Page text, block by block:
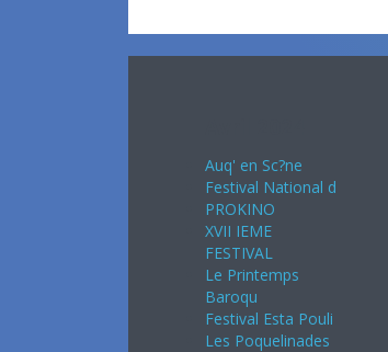
Auq' en Sc?ne
Festival National d
PROKINO
XVII IEME
FESTIVAL
Le Printemps
Baroqu
Festival Esta Pouli
Les Poquelinades